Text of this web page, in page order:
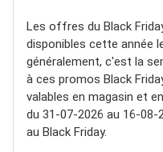
Les offres du Black
disponibles cette année
généralement, c'est la
à ces promos Black
valables en magasin et
du 31-07-2026 au 16-
au Black Friday.